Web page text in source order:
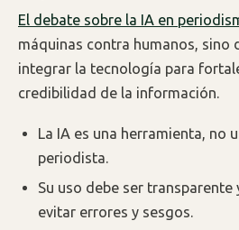
El debate sobre la IA en
máquinas contra humanos, sino
integrar la tecnología para
credibilidad de la información.
La IA es una herramienta, no
periodista.
Su uso debe ser transparente
evitar errores y sesgos.